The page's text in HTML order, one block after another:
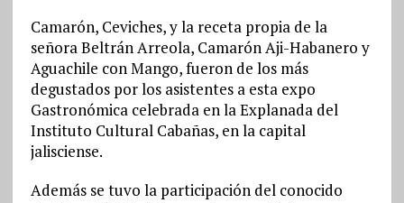
Camarón, Ceviches, y la receta propia de la
señora Beltrán Arreola, Camarón Aji-Habanero y
Aguachile con Mango, fueron de los más
degustados por los asistentes a esta expo
Gastronómica celebrada en la Explanada del
Instituto Cultural Cabañas, en la capital
jalisciense.
Además se tuvo la participación del conocido